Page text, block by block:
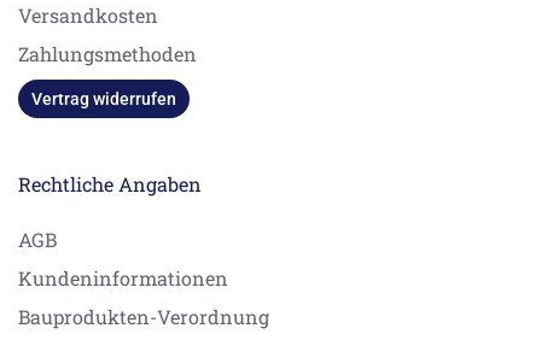
Versandkosten
Zahlungsmethoden
Vertrag widerrufen
Rechtliche Angaben
AGB
Kundeninformationen
Bauprodukten-Verordnung